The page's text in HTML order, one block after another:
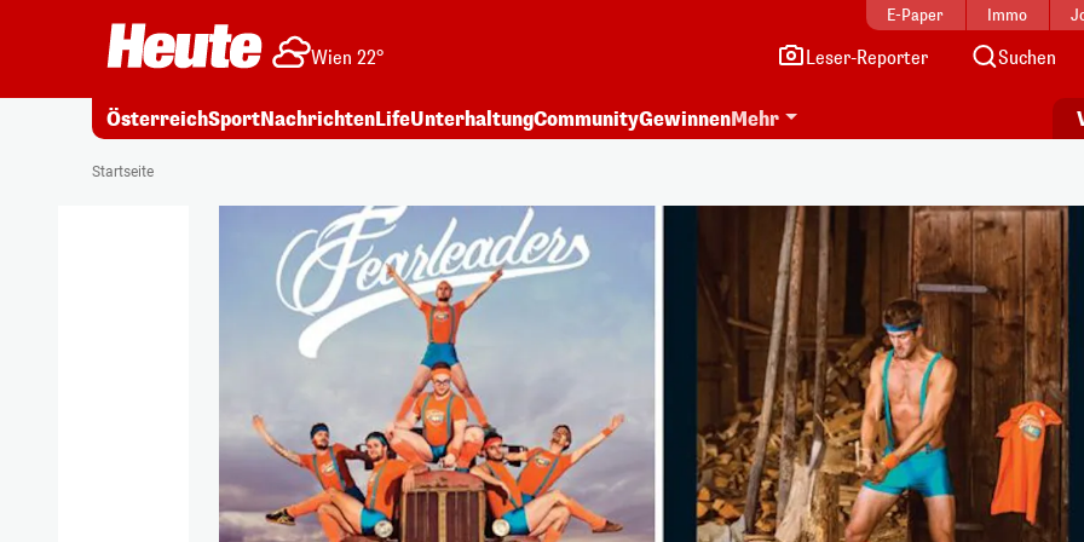
E-Paper Immo
Wien 22° Leser-Reporter Suchen
ÖsterreichSportNachrichtenLifeUnterhaltungCommunityGewinnenMehr
Startseite